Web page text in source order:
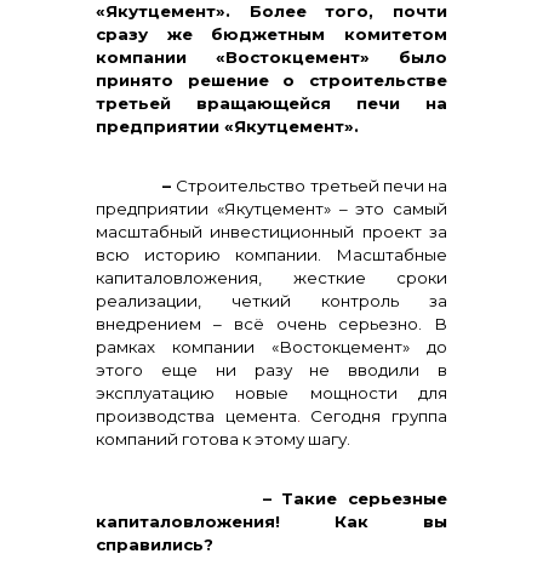
info@vostokcement.ru
«Якутцемент». Более того, почти
сразу же бюджетным комитетом
компании «Востокцемент» было
принято решение о строительстве
третьей вращающейся печи на
предприятии «Якутцемент».
– Строительство третьей печи на
предприятии «Якутцемент» – это самый
масштабный инвестиционный проект за
всю историю компании. Масштабные
капиталовложения, жесткие сроки
реализации, четкий контроль за
внедрением – всё очень серьезно. В
рамках компании «Востокцемент» до
этого еще ни разу не вводили в
эксплуатацию новые мощности для
производства цемента
Сегодня группа
компаний готова к этому шагу.
– Такие серьезные
капиталовложения! Как вы
справились?